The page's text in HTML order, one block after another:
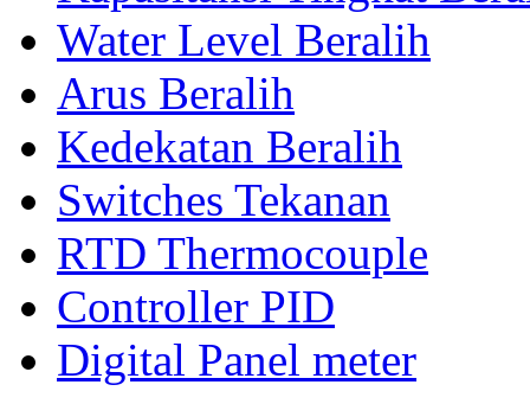
Water Level Beralih
Arus Beralih
Kedekatan Beralih
Switches Tekanan
RTD Thermocouple
Controller PID
Digital Panel meter